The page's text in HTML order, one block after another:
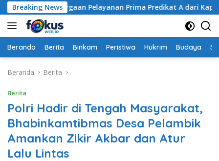
Langsung
ke
konten
Breaking News
Penghargaan Pelayanan Prima Predikat A dari Kapolri
Beranda Berita Binkam Peristiwa Hukrim Budaya
Beranda Berita
Berita
Polri Hadir di Tengah Masyarakat,
Bhabinkamtibmas Desa Pelambik
Amankan Zikir Akbar dan Atur
Lalu Lintas